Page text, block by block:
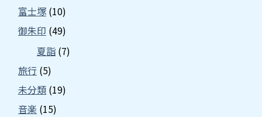
富士塚 (10)
御朱印 (49)
夏詣 (7)
旅行 (5)
未分類 (19)
音楽 (15)